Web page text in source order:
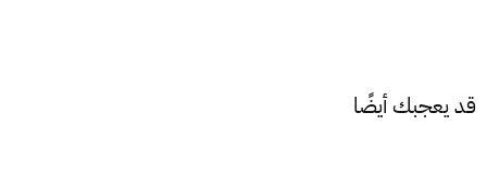
قد يعجبك أيضًا